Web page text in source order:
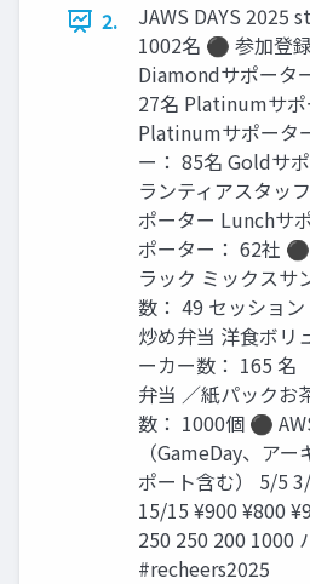
2.
JAWS DAYS 2025
1002名 ⚫ 参加登
Diamondサポータ
27名 Platinumサ
Platinumサポータ
ー： 85名 Goldサ
ランティアスタッ
ポーター Lunchサ
ポーター： 62社
ラック ミックスサ
数： 49 セッショ
炒め弁当 洋食ボリ
ーカー数： 165 名
弁当 ／紙パックお
数： 1000個 ⚫
（GameDay、ア
ポート含む） 5/5
15/15 ¥900 ¥800
250 250 200 1000
#recheers2025